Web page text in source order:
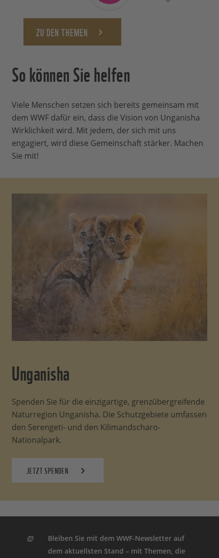
ZU DEN THEMEN
So können Sie helfen
Viele Menschen setzen sich bereits gemeinsam mit
dem WWF dafür ein, dass die Vision von Unganisha
Wirklichkeit wird. Mit jedem, der sich mit uns
engagiert, wird diese Gemeinschaft stärker. Machen
Sie mit!
Unganisha
Spenden Sie für die einzigartige, grenzübergreifende
Naturregion Unganisha. Die Schutzgebiete umfassen
den Serengeti- und den Kilimandscharo-
Nationalpark.
JETZT SPENDEN
Bleiben Sie mit dem WWF-Newsletter auf
dem aktuellsten Stand – mit Themen, die